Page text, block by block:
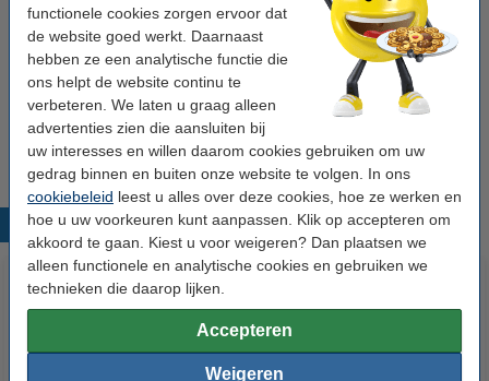
functionele cookies zorgen ervoor dat
de website goed werkt. Daarnaast
hebben ze een analytische functie die
ons helpt de website continu te
verbeteren. We laten u graag alleen
advertenties zien die aansluiten bij
uw interesses en willen daarom cookies gebruiken om uw
gedrag binnen en buiten onze website te volgen. In ons
cookiebeleid leest u alles over deze cookies, hoe ze werken en
hoe u uw voorkeuren kunt aanpassen. Klik op accepteren om
akkoord te gaan. Kiest u voor weigeren? Dan plaatsen we
alleen functionele en analytische cookies en gebruiken we
technieken die daarop lijken.
Accepteren
Weigeren
123inkt draadloos toetsenbord (QWERTY)
€ 29,50
123inkt MW100 draadloze muis
€ 9,95
Populaire producten